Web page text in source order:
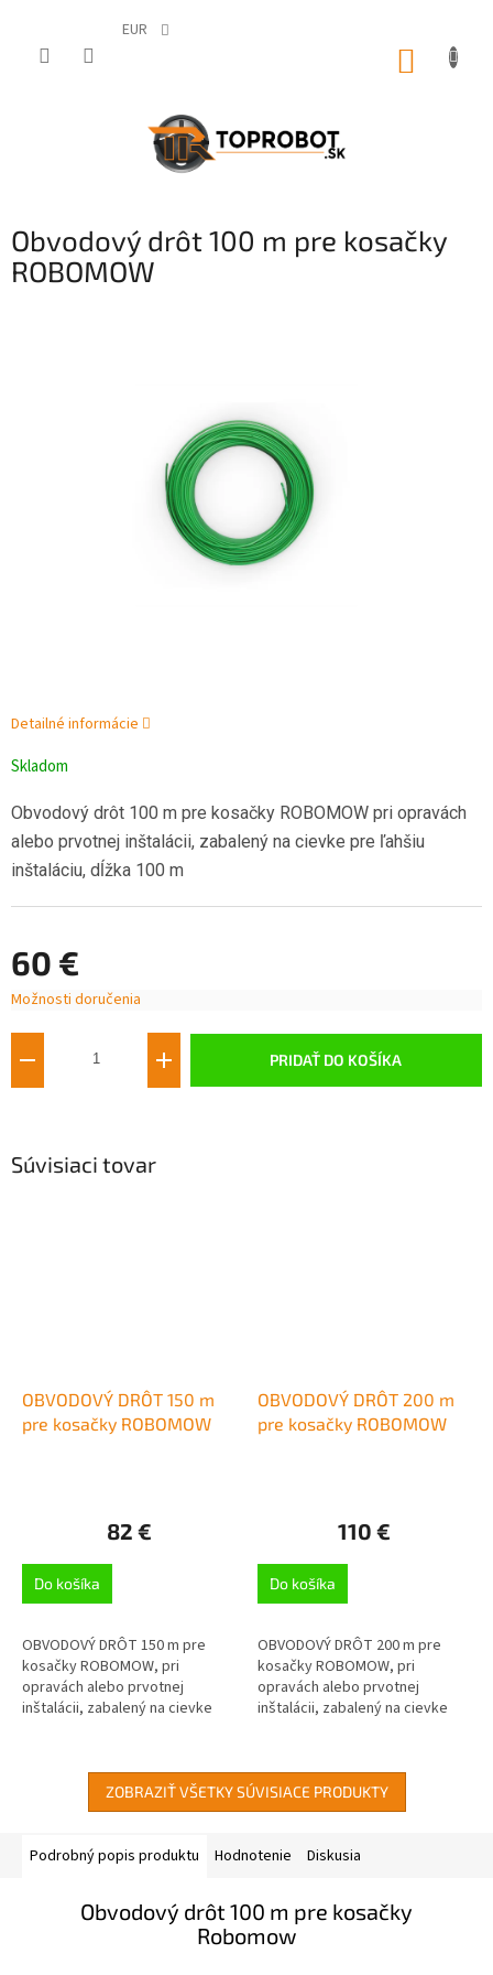
EUR
Obvodový drôt 100 m pre kosačky
ROBOMOW
60 €
Jednotková
Skladom
Možnosti doručenia
PRIDAŤ DO KOŠÍKA
Obvodový drôt 100 m pre kosačky ROBOMOW pri opravách
alebo prvotnej inštalácii, zabalený na cievke pre ľahšiu
inštaláciu, dĺžka 100 m
Detailné informácie
Súvisiaci tovar
OBVODOVÝ DRÔT 150 m
pre kosačky ROBOMOW
82 €
Do košíka
OBVODOVÝ DRÔT 150 m pre
kosačky ROBOMOW, pri
opravách alebo prvotnej
inštalácii, zabalený na cievke
OBVODOVÝ DRÔT 200 m
pre kosačky ROBOMOW
110 €
Do košíka
OBVODOVÝ DRÔT 200 m pre
kosačky ROBOMOW, pri
opravách alebo prvotnej
inštalácii, zabalený na cievke
ZOBRAZIŤ VŠETKY SÚVISIACE PRODUKTY
Podrobný popis produktu Hodnotenie Diskusia
Obvodový drôt 100 m pre kosačky
Robomow